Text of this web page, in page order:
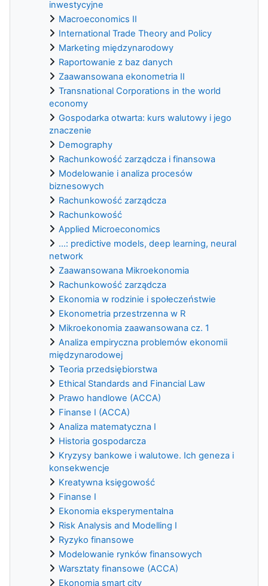
inwestycyjne
Macroeconomics II
International Trade Theory and Policy
Marketing międzynarodowy
Raportowanie z baz danych
Zaawansowana ekonometria II
Transnational Corporations in the world
economy
Gospodarka otwarta: kurs walutowy i jego
znaczenie
Demography
Rachunkowość zarządcza i finansowa
Modelowanie i analiza procesów
biznesowych
Rachunkowość zarządcza
Rachunkowość
Applied Microeconomics
...: predictive models, deep learning, neural
network
Zaawansowana Mikroekonomia
Rachunkowość zarządcza
Ekonomia w rodzinie i społeczeństwie
Ekonometria przestrzenna w R
Mikroekonomia zaawansowana cz. 1
Analiza empiryczna problemów ekonomii
międzynarodowej
Teoria przedsiębiorstwa
Ethical Standards and Financial Law
Prawo handlowe (ACCA)
Finanse I (ACCA)
Analiza matematyczna I
Historia gospodarcza
Kryzysy bankowe i walutowe. Ich geneza i
konsekwencje
Kreatywna księgowość
Finanse I
Ekonomia eksperymentalna
Risk Analysis and Modelling I
Ryzyko finansowe
Modelowanie rynków finansowych
Warsztaty finansowe (ACCA)
Ekonomia smart city